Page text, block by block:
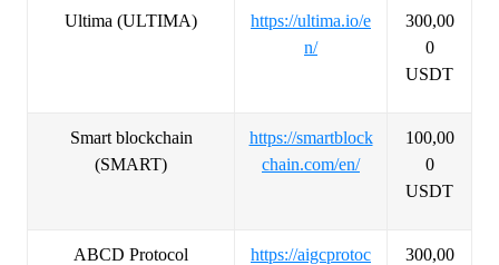
Ultima (ULTIMA)
https://ultima.io/e
n/
300,00
0
USDT
Smart blockchain
(SMART)
https://smartblock
chain.com/en/
100,00
0
USDT
ABCD Protocol
https://aigcprotoc
300,00